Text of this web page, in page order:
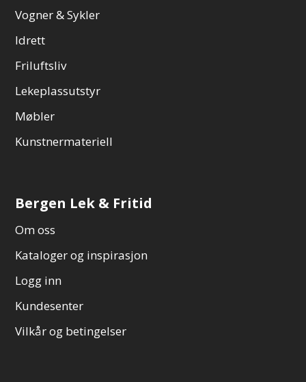
Vogner & Sykler
Idrett
Friluftsliv
Lekeplassutstyr
Møbler
Kunstnermateriell
Bergen Lek & Fritid
Om oss
Kataloger og inspirasjon
Logg inn
Kundesenter
Vilkår og betingelser